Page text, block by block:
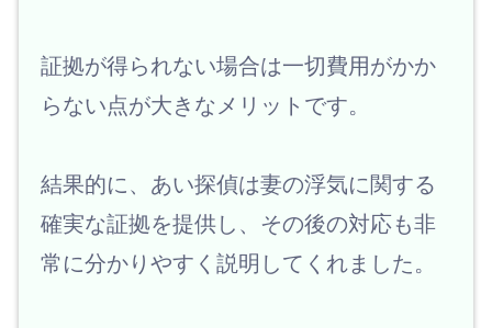
証拠が得られない場合は一切費用がかか
らない点が大きなメリットです。
結果的に、あい探偵は妻の浮気に関する
確実な証拠を提供し、その後の対応も非
常に分かりやすく説明してくれました。